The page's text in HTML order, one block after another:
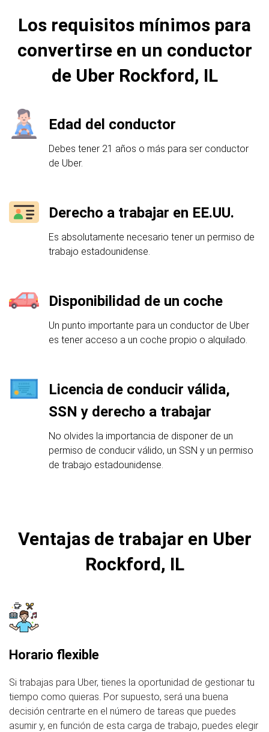
Los requisitos mínimos para
convertirse en un conductor
de Uber Rockford, IL
Edad del conductor
Debes tener 21 años o más para ser conductor
de Uber.
Derecho a trabajar en EE.UU.
Es absolutamente necesario tener un permiso de
trabajo estadounidense.
Disponibilidad de un coche
Un punto importante para un conductor de Uber
es tener acceso a un coche propio o alquilado.
Licencia de conducir válida,
SSN y derecho a trabajar
No olvides la importancia de disponer de un
permiso de conducir válido, un SSN y un permiso
de trabajo estadounidense.
Ventajas de trabajar en Uber
Rockford, IL
Horario flexible
Si trabajas para Uber, tienes la oportunidad de gestionar tu
tiempo como quieras. Por supuesto, será una buena
decisión centrarte en el número de tareas que puedes
asumir y, en función de esta carga de trabajo, puedes elegir